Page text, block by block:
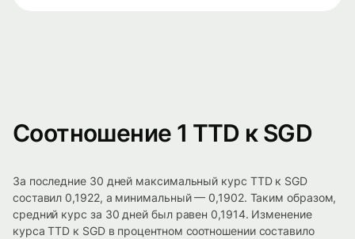
Соотношение 1 TTD к SGD
За последние 30 дней максимальный курс TTD к SGD
составил 0,1922, а минимальный — 0,1902. Таким образом,
средний курс за 30 дней был равен 0,1914. Изменение
курса TTD к SGD в процентном соотношении составило